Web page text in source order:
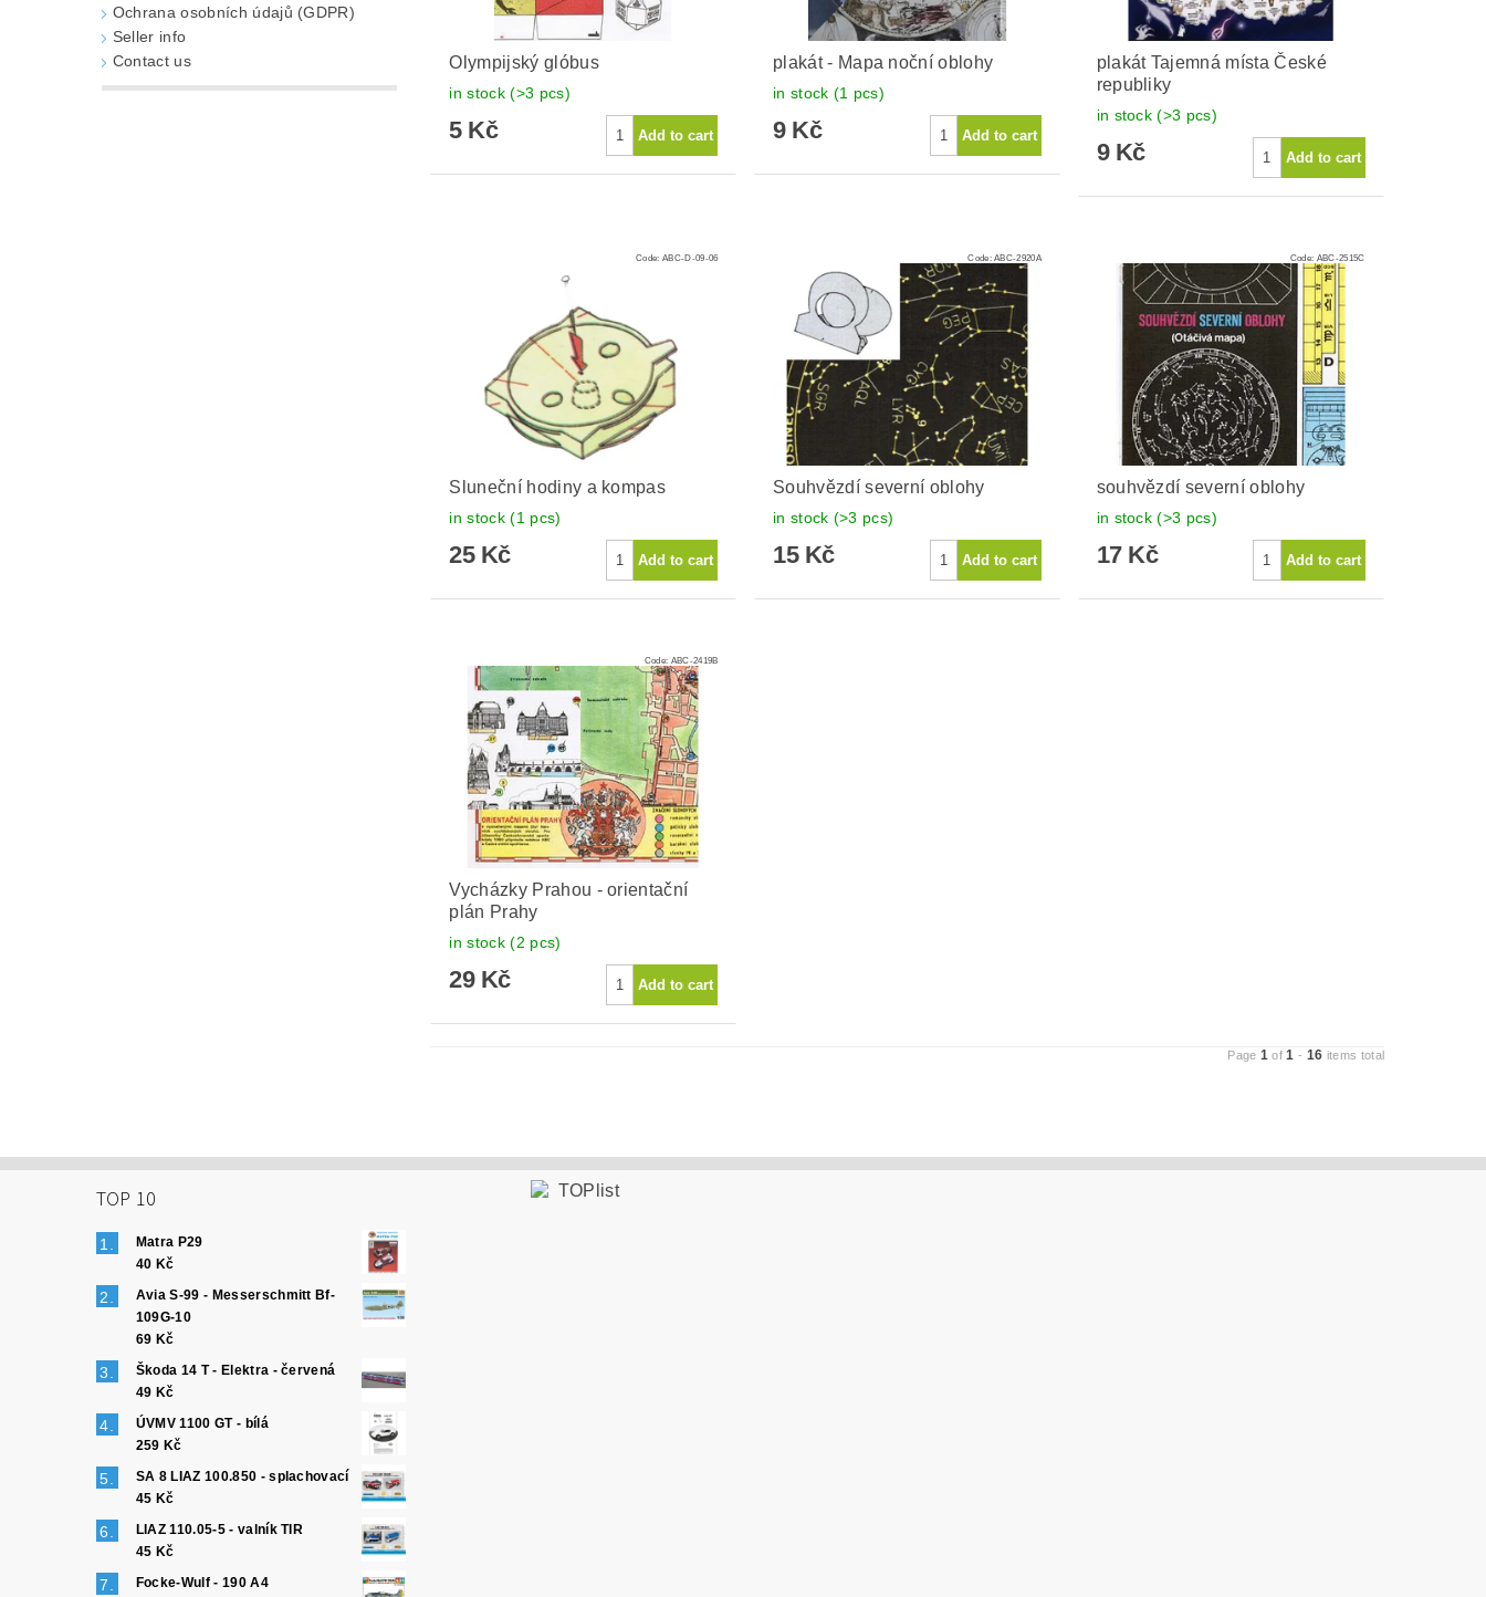
Ochrana osobních údajů (GDPR)
Seller info
Contact us
Olympijský glóbus
in stock(>3 pcs)
5 Kč
plakát - Mapa noční oblohy
in stock (1 pcs)
9 Kč
plakát Tajemná místa České
republiky
in stock(>3 pcs)
9 Kč
Code: ABC-D-09-06
Sluneční hodiny a kompas
in stock(1 pcs)
25 Kč
Code:ABC-2920A
Souhvězdí severní oblohy
in stock (>3 pcs)
15 Kč
Code: ABC-2515C
souhvězdí severní oblohy
in stock(>3 pcs)
17 Kč
Code: ABC-2419B
Vycházky Prahou - orientační
plán Prahy
in stock(2 pcs)
29 Kč
Page 1 of1 - 16 items total
TOP 10
Matra P29
40 Kč
Avia S-99 - Messerschmitt Bf-
109G-10
69 Kč
Škoda 14 T - Elektra - červená
49 Kč
ÚVMV 1100 GT - bílá
259 Kč
SA 8 LIAZ 100.850 - splachovací
45 Kč
LIAZ 110.05-5 - valník TIR
45 Kč
Focke-Wulf - 190 A4